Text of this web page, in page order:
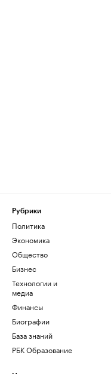
Рубрики
Политика
Экономика
Общество
Бизнес
Технологии и
медиа
Финансы
Биографии
База знаний
РБК Образование